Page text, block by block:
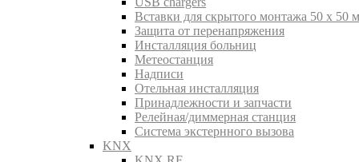
Вставки для скрытого монтажа 50 x 50
Защита от перенапряжения
Инсталляция больниц
Метеостанция
Надписи
Отельная инсталляция
Принадлежности и запчасти
Релейная/диммерная станция
Система экстернного вызова
KNX